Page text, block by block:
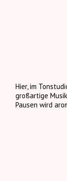
Hier, im
großartige
Pausen wird